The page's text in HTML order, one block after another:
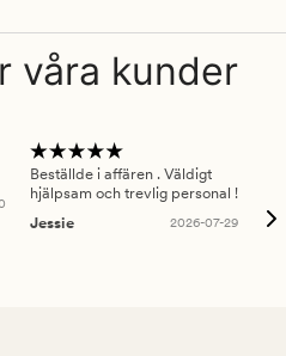
våra kunder
Beställde i affären . Väldigt
hjälpsam och trevlig personal !
Jessie
2026-07-29